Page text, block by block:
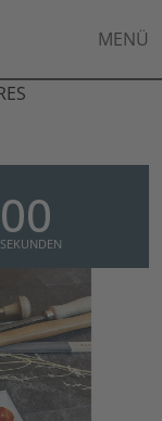
MENÜ
00
SEKUNDEN